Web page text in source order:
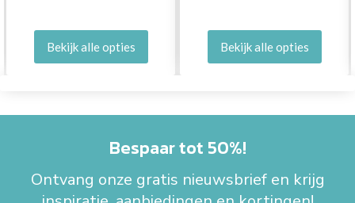
Bekijk alle opties Bekijk alle opties
Bespaar tot 50%!
Ontvang onze gratis nieuwsbrief en krijg